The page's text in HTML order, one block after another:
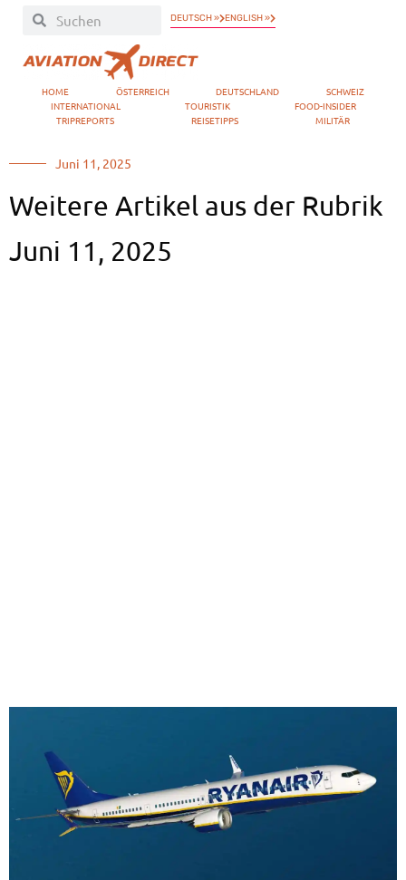
DEUTSCH » ENGLISH »
HOME ÖSTERREICH DEUTSCHLAND
SCHWEIZ
INTERNATIONAL
TOURISTIK
FOOD-INSIDER
TRIPREPORTS
REISETIPPS MILITÄR
Juni 11, 2025
Weitere Artikel aus der Rubrik
Juni 11, 2025